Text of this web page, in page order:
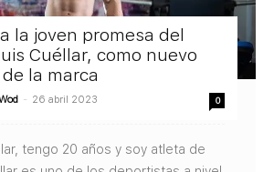
la joven promesa del
Cuéllar, como nuevo
la marca
- 26 abril 2023 0
tengo 20 años y soy atleta de